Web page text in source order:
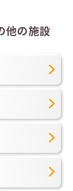
他の施設